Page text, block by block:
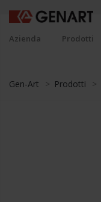
Azienda Prodotti
Gen-Art > Prodotti >